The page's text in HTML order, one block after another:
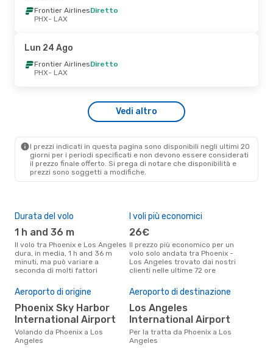
Frontier AirlinesDiretto
PHX- LAX
Lun 24 Ago
Frontier AirlinesDiretto
PHX- LAX
Vedi altro
I prezzi indicati in questa pagina sono disponibili negli ultimi 20
giorni per i periodi specificati e non devono essere considerati
il ​​prezzo finale offerto. Si prega di notare che disponibilità e
prezzi sono soggetti a modifiche.
Durata del volo
1 h and 36 m
Il volo tra Phoenix e Los Angeles
dura, in media, 1 h and 36 m
minuti, ma può variare a
seconda di molti fattori
I voli più economici
26€
Il prezzo più economico per un
volo solo andata tra Phoenix -
Los Angeles trovato dai nostri
clienti nelle ultime 72 ore
Aeroporto di origine
Phoenix Sky Harbor
International Airport
Volando da Phoenix a Los
Angeles
Aeroporto di destinazione
Los Angeles
International Airport
Per la tratta da Phoenix a Los
Angeles